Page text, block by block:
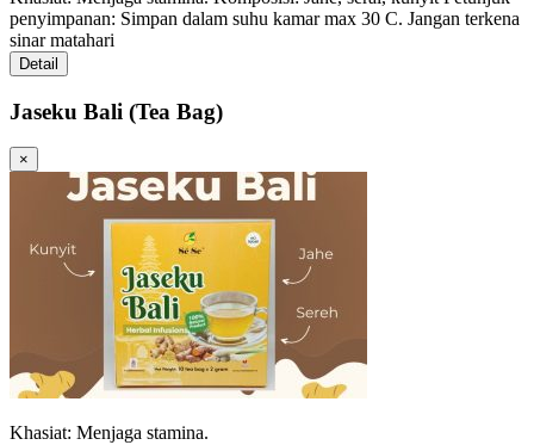
penyimpanan: Simpan dalam suhu kamar max 30 C. Jangan terkena
sinar matahari
Detail
Jaseku Bali (Tea Bag)
×
Khasiat: Menjaga stamina.